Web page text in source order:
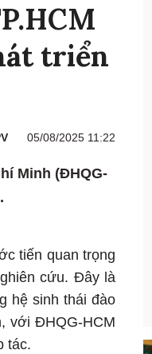
triển
05/08/2025 11:22
Minh (ĐHQG-
tiến quan trọng
cứu. Đây là
hệ sinh thái đào
với ĐHQG-HCM
tác.